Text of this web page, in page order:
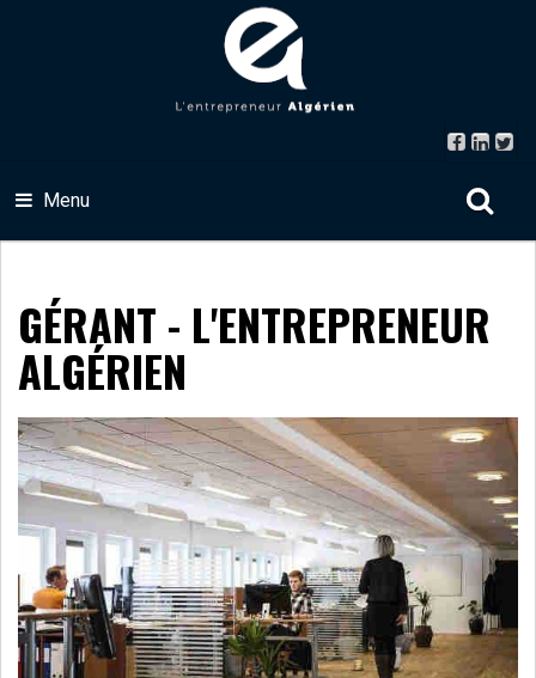
Menu
GÉRANT - L'ENTREPRENEUR
ALGÉRIEN